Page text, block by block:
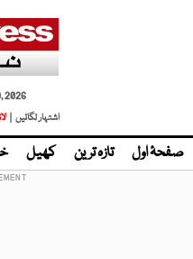
2026
اشتہار لگائیں |
صفحۂ اول تازہ ترین کھیل